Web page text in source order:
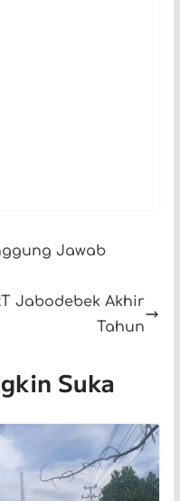
Jawab
Jabodebek Akhir
Tahun
Suka